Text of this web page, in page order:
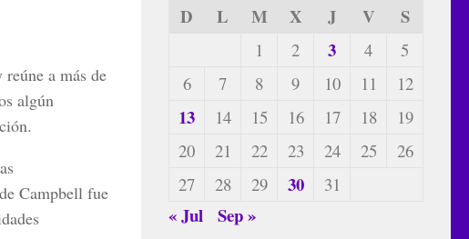
reúne a más de
algún
Campbell fue
D L M X J V S
1 2 3 4
5
6
7 8 9 10 11 12
13 14 15 16 17 18
19
20
21 22 23 24 25
26
27
28 29 30 31
« Jul Sep »